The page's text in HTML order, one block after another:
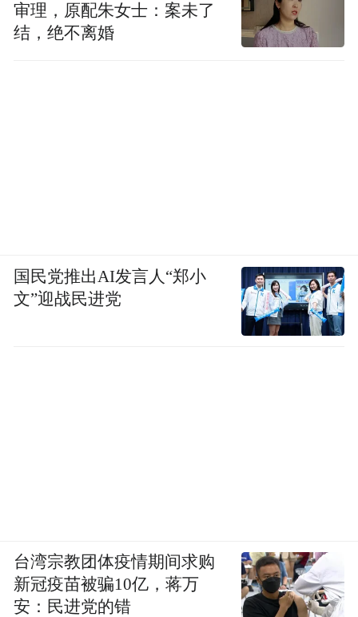
审理，原配朱女士：案未了
结，绝不离婚
国民党推出AI发言人“郑小
文”迎战民进党
台湾宗教团体疫情期间求购
新冠疫苗被骗10亿，蒋万
安：民进党的错